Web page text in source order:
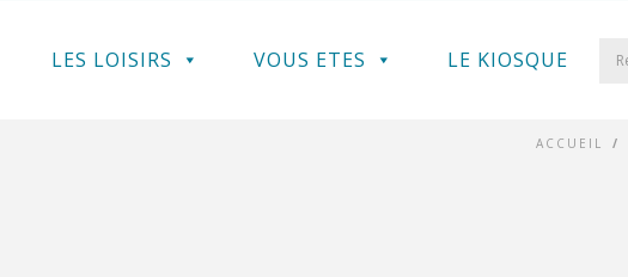
LES LOISIRS VOUS ETES LE KIOSQUE
ACCUEIL /